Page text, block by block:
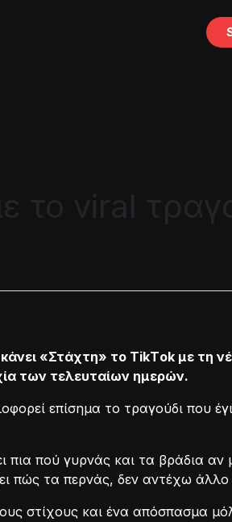
το viral
«Στάχτη» το TikΤok με τη
των τελευταίων ημερών.
επίσημα το τραγούδι που
πια πού γυρνάς και τα βράδια αν
πώς τα περνάς, δεν αντέχω
στίχους και ένα απόσπασμα